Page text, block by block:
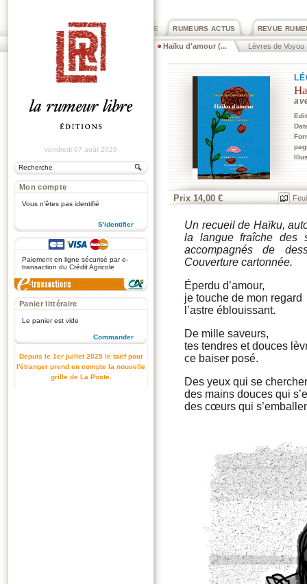
REVUE
RUMEURS ACTUS
PRIX ROGER DEXTRE
Haïku d'amour (... Lèvres de Voyou
vendredi 07 août 2026
Mon compte
Vous n'êtes pas identifié
S'identifier
Paiement en ligne sécurisé par e-
transaction du Crédit Agricole
Panier littéraire
Le panier est vide
Commander
Depuis le 1er juillet 2025 le tarif pour
l'étranger prend en compte la nouvelle
grille de La Poste.
Prix 14,00 €
Un recueil de Haïku,
la langue fraîche des
accompagnés de
Couverture cartonnée.
Éperdu d’amour,
je touche de mon regard
l’astre éblouissant.
De mille saveurs,
tes tendres et douces
ce baiser posé.
Des yeux qui se
des mains douces qui
des cœurs qui